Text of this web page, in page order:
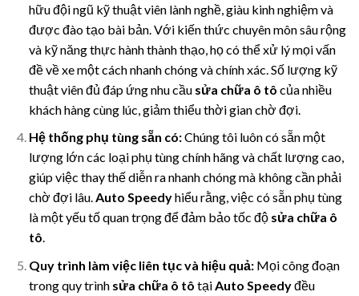
hữu đội ngũ kỹ thuật viên lành nghề, giàu kinh nghiệm và
được đào tạo bài bản. Với kiến thức chuyên môn sâu rộng
và kỹ năng thực hành thành thạo, họ có thể xử lý mọi vấn
đề về xe một cách nhanh chóng và chính xác. Số lượng kỹ
thuật viên đủ đáp ứng nhu cầu sửa chữa ô tô của nhiều
khách hàng cùng lúc, giảm thiểu thời gian chờ đợi.
Hệ thống phụ tùng sẵn có:Chúng tôi luôn có sẵn một
lượng lớn các loại phụ tùng chính hãng và chất lượng cao,
giúp việc thay thế diễn ra nhanh chóng mà không cần phải
chờ đợi lâu.Auto Speedyhiểu rằng, việc có sẵn phụ tùng
là một yếu tố quan trọng để đảm bảo tốc độ sửa chữa ô
tô.
Quy trình làm việc liên tục và hiệu quả:Mọi công đoạn
trong quy trình sửa chữa ô tô tạiAuto Speedyđều